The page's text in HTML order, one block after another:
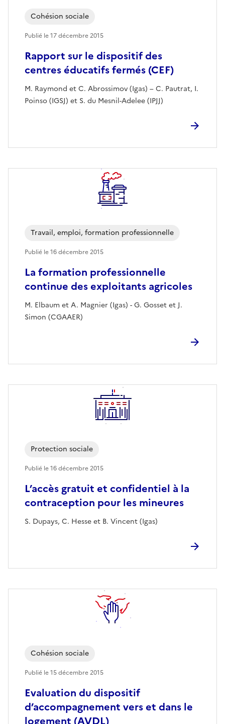
Rapport sur le dispositif des
centres éducatifs fermés (CEF)
M. Raymond et C. Abrossimov (Igas) – C. Pautrat, I.
Poinso (IGSJ) et S. du Mesnil-Adelee (IPJJ)
Cohésion sociale
Publié le17 décembre 2015
La formation professionnelle
continue des exploitants agricoles
M. Elbaum et A. Magnier (Igas) - G. Gosset et J.
Simon (CGAAER)
Travail, emploi, formation professionnelle
Publié le16 décembre 2015
L’accès gratuit et confidentiel à la
contraception pour les mineures
S. Dupays, C. Hesse et B. Vincent (Igas)
Protection sociale
Publié le16 décembre 2015
Evaluation du dispositif
d’accompagnement vers et dans le
logement (AVDL)
Cohésion sociale
Publié le15 décembre 2015